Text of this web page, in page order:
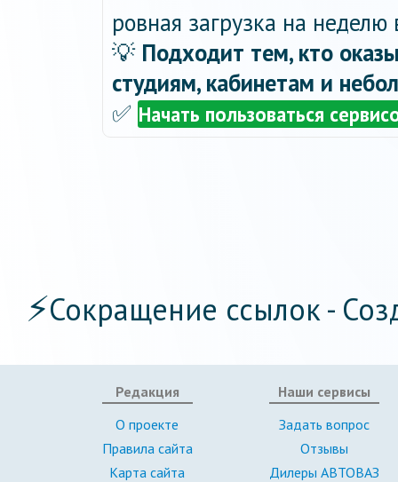
ровная загрузка на неделю
💡 Подходит тем, кто
студиям, кабинетам и
✅ Начать пользоваться
⚡Сокращение ссылок -
Редакция
О проекте
Правила сайта
Карта сайта
Наши сервисы
Задать вопрос
Отзывы
Дилеры АВТОВАЗ